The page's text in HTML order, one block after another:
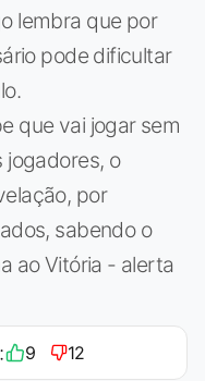
lembra que por
pode dificultar
que vai jogar sem
jogadores, o
por
sabendo o
ao Vitória - alerta
9 12